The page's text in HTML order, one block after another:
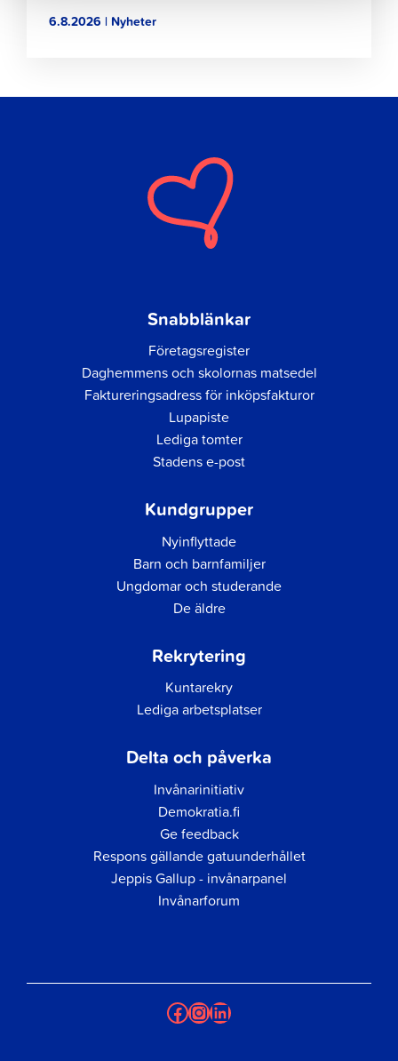
6.8.2026 | Nyheter
Snabblänkar
Företagsregister
Daghemmens och skolornas matsedel
Faktureringsadress för inköpsfakturor
Lupapiste
Lediga tomter
Stadens e-post
Kundgrupper
Nyinflyttade
Barn och barnfamiljer
Ungdomar och studerande
De äldre
Rekrytering
Kuntarekry
Lediga arbetsplatser
Delta och påverka
Invånarinitiativ
Demokratia.fi
Ge feedback
Respons gällande gatuunderhållet
Jeppis Gallup - invånarpanel
Invånarforum
Facebook
Instagram
LinkedIn